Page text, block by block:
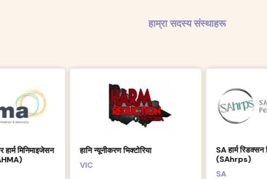
हाम्रा सदस्य संस्थाहरू
न्यूनीकरण भिक्टोरिया
SA हार्म रिडक्सन पियर सर्भिस